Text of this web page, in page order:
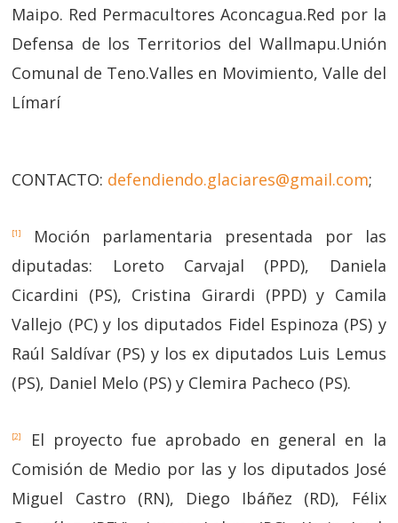
Maipo. Red Permacultores Aconcagua.Red por la
Defensa de los Territorios del Wallmapu.Unión
Comunal de Teno.Valles en Movimiento, Valle del
Límarí
CONTACTO: defendiendo.glaciares@gmail.com;
[1]
Moción parlamentaria presentada por las
diputadas: Loreto Carvajal (PPD), Daniela
Cicardini (PS), Cristina Girardi (PPD) y Camila
Vallejo (PC) y los diputados Fidel Espinoza (PS) y
Raúl Saldívar (PS) y los ex diputados Luis Lemus
(PS), Daniel Melo (PS) y Clemira Pacheco (PS).
[2]
El proyecto fue aprobado en general en la
Comisión de Medio por las y los diputados José
Miguel Castro (RN), Diego Ibáñez (RD), Félix